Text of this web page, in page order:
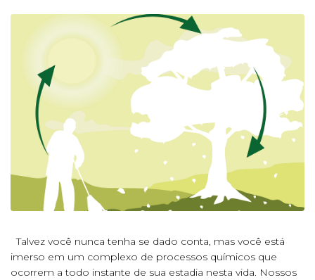
Talvez você nunca tenha se dado conta, mas você está
imerso em um complexo de processos químicos que
ocorrem a todo instante de sua estadia nesta vida. Nossos